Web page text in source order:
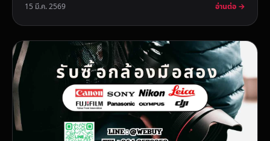
15 มี.ค. 2569 อ่านต่อ →